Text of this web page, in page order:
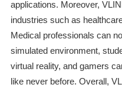
applications. Moreover,
industries such as
Medical professionals can
simulated environment,
virtual reality, and gamers
like never before. Overall,